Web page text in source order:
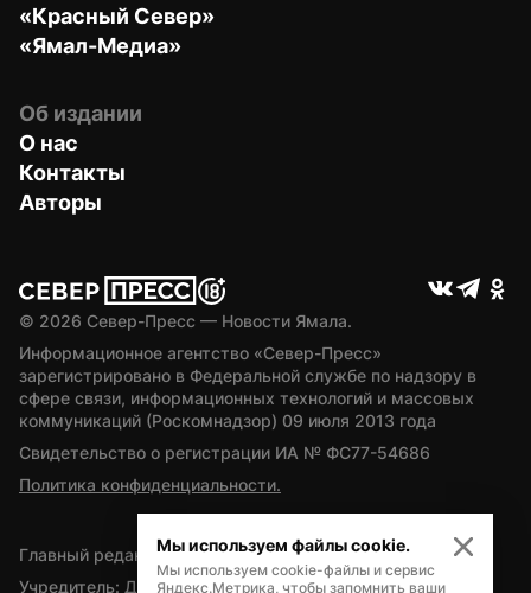
«Красный Север»
«Ямал-Медиа»
Об издании
О нас
Контакты
Авторы
© 2026 Север-Пресс — Новости Ямала.
Информационное агентство «Север-Пресс»
зарегистрировано в Федеральной службе по надзору в
сфере связи, информационных технологий и массовых
коммуникаций (Роскомнадзор) 09 июля 2013 года
Свидетельство о регистрации ИА № ФС77-54686
Политика конфиденциальности.
Главный редактор — А.Л. Поздеев
Учредитель: Департамент внутренней политики Ямало-
Мы используем файлы cookie.
Мы используем cookie-файлы и сервис
Яндекс.Метрика, чтобы запомнить ваши